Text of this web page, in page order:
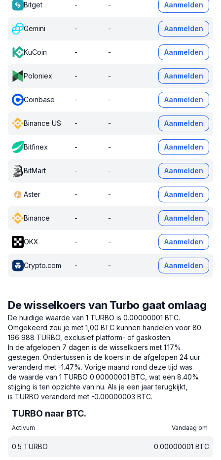
Bitget - - Aanmelden
Gemini - - Aanmelden
KuCoin - - Aanmelden
Poloniex - - Aanmelden
Coinbase - - Aanmelden
Binance US - - Aanmelden
Bitfinex - - Aanmelden
BitMart - - Aanmelden
Aster - - Aanmelden
Binance - - Aanmelden
OKX - - Aanmelden
Crypto.com - - Aanmelden
De wisselkoers van Turbo gaat omlaag
De huidige waarde van 1 TURBO is 0.00000001 BTC.
Omgekeerd zou je met 1,00 BTC kunnen handelen voor 80
196 988 TURBO, exclusief platform- of gaskosten.
In de afgelopen 7 dagen is de wisselkoers met 1.17%
gestegen. Ondertussen is de koers in de afgelopen 24 uur
veranderd met -1.47%. Vorige maand rond deze tijd was
de waarde van 1 TURBO 0.00000001 BTC, wat een 8.40%
stijging is ten opzichte van nu. Als je een jaar terugkijkt,
is TURBO veranderd met -0.00000003 BTC.
TURBO naar BTC.
Activum Vandaag om
0.5 TURBO 0.00000001 BTC